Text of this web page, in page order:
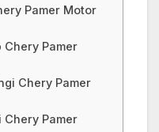
Pamer Motor
Chery Pamer
Chery Pamer
Pamer